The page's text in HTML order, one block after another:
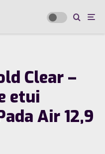
Clear –
etui
Air 12,9